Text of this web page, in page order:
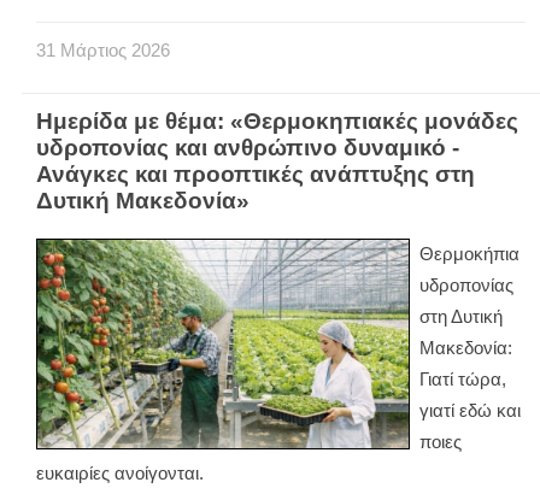
31 Μάρτιος 2026
Ημερίδα με θέμα: «Θερμοκηπιακές μονάδες
υδροπονίας και ανθρώπινο δυναμικό -
Ανάγκες και προοπτικές ανάπτυξης στη
Δυτική Μακεδονία»
Θερμοκήπια
υδροπονίας
στη Δυτική
Μακεδονία:
Γιατί τώρα,
γιατί εδώ και
ποιες
ευκαιρίες ανοίγονται.